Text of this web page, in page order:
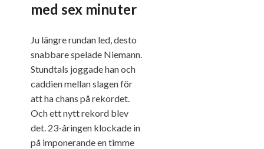
med sex minuter
Ju längre rundan led, desto
snabbare spelade Niemann.
Stundtals joggade han och
caddien mellan slagen för
att ha chans på rekordet.
Och ett nytt rekord blev
det. 23-åringen klockade in
på imponerande en timme